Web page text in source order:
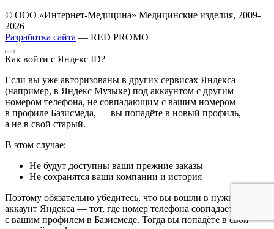
© ООО «Интернет-Медицина» Медицинские изделия, 2009-
2026
Разработка сайта — RED PROMO
Как войти с Яндекс ID?
Если вы уже авторизованы в других сервисах Яндекса
(например, в Яндекс Музыке) под аккаунтом с другим
номером телефона, не совпадающим с вашим номером
в профиле Базисмеда, — вы попадёте в новый профиль,
а не в свой старый.
В этом случае:
Не будут доступны ваши прежние заказы
Не сохранятся ваши компании и история
Поэтому обязательно убедитесь, что вы вошли в нужный
аккаунт Яндекса — тот, где номер телефона совпадает
с вашим профилем в Базисмеде. Тогда вы попадёте в свой